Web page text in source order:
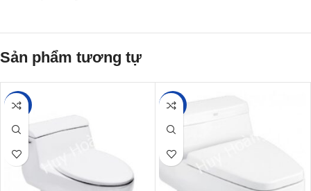
Sản phẩm tương tự
-21% -21%